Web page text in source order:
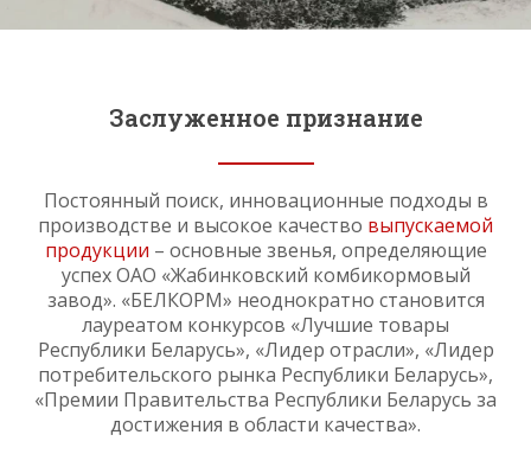
2005
2006
2007
2008
2009
Заслуженное признание
Постоянный поиск, инновационные подходы в
производстве и высокое качество выпускаемой
продукции – основные звенья, определяющие
успех ОАО «Жабинковский комбикормовый
завод». «БЕЛКОРМ» неоднократно становится
лауреатом конкурсов «Лучшие товары
Республики Беларусь», «Лидер отрасли», «Лидер
потребительского рынка Республики Беларусь»,
«Премии Правительства Республики Беларусь за
достижения в области качества».